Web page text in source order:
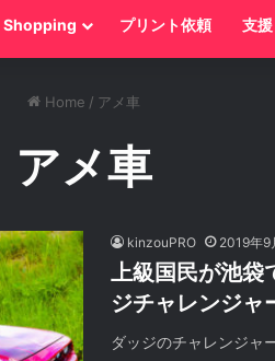
Shopping プリント依頼 支援
Home / アメ車
アメ車
kinzouPRO 2019年9
上級国民が池袋
ジチャレンジャ
ダッジのチャレンジャ